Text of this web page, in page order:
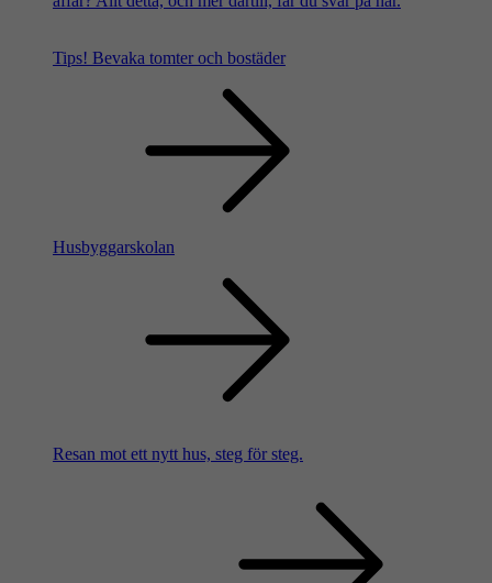
Tips! Bevaka tomter och bostäder
Husbyggarskolan
Resan mot ett nytt hus, steg för steg.